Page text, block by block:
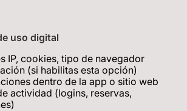
uso digital
IP, cookies, tipo de navegador
(si habilitas esta opción)
dentro de la app o sitio web
actividad (logins, reservas,